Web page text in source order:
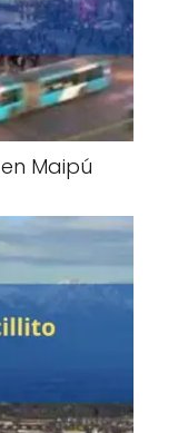
Maipú